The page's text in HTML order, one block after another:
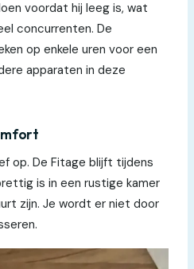
voordat hij leeg is, wat
concurrenten. De
op enkele uren voor een
apparaten in deze
op. De Fitage blijft tijdens
is in een rustige kamer
zijn. Je wordt er niet door